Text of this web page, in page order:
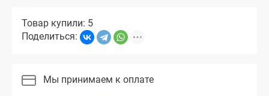
Товар купили: 5
Поделиться:
Мы принимаем к оплате